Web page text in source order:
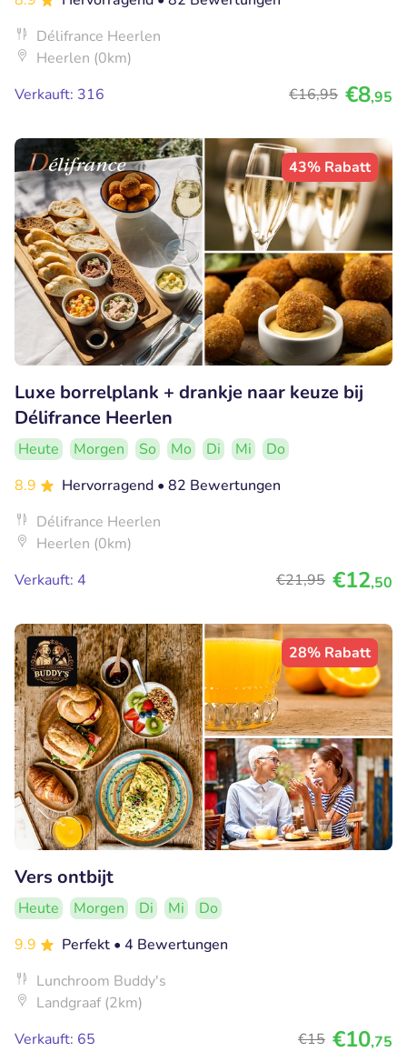
Délifrance Heerlen
Heerlen (0km)
Verkauft: 316
€16,95 €8,95
43% Rabatt
Luxe borrelplank + drankje naar keuze bij
Délifrance Heerlen
Heute Morgen So Mo Di Mi
Do
8.9
Hervorragend • 82 Bewertungen
Délifrance Heerlen
Heerlen (0km)
Verkauft: 4
€21,95 €12,50
28% Rabatt
Vers ontbijt
Heute Morgen Di Mi
Do
9.9
Perfekt • 4 Bewertungen
Lunchroom Buddy's
Landgraaf (2km)
Verkauft: 65
€15 €10,75